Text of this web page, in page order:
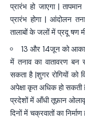
प्रारंभ हो जाएगा |
प्रारंभ होगा | आंदोलन
तालाबों के जलों में प्रदू षण
13 और 14जून को
में तनाव का वातावरण
सकता है |शुगर रोगियों को
अपेक्षा कृत अधिक हो सकती
प्रदेशों में आँधी तूफ़ान
दिनों में चक्रवातों का